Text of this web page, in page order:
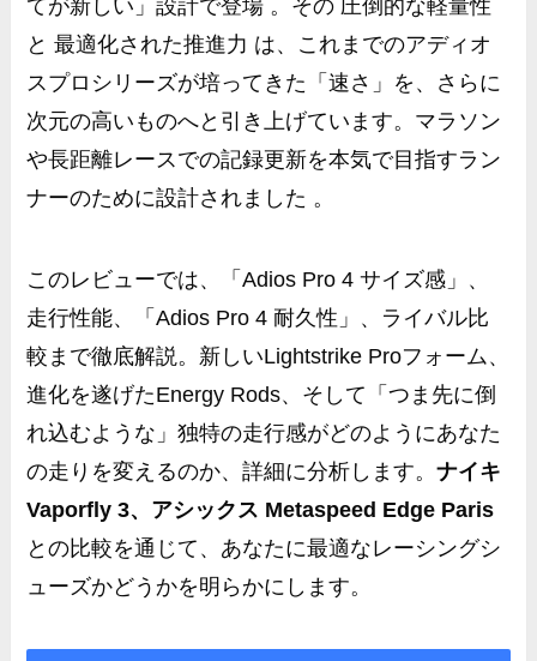
てが新しい」設計で登場 。その 圧倒的な軽量性
と 最適化された推進力 は、これまでのアディオ
スプロシリーズが培ってきた「速さ」を、さらに
次元の高いものへと引き上げています。マラソン
や長距離レースでの記録更新を本気で目指すラン
ナーのために設計されました 。
このレビューでは、「Adios Pro 4 サイズ感」、
走行性能、「Adios Pro 4 耐久性」、ライバル比
較まで徹底解説。新しいLightstrike Proフォーム、
進化を遂げたEnergy Rods、そして「つま先に倒
れ込むような」独特の走行感がどのようにあなた
の走りを変えるのか、詳細に分析します。ナイキ
Vaporfly 3、アシックス Metaspeed Edge Paris
との比較を通じて、あなたに最適なレーシングシ
ューズかどうかを明らかにします。